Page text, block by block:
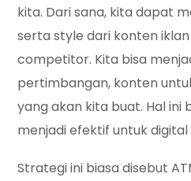
kita. Dari sana, kita dapat
serta style dari konten
competitor. Kita bisa
pertimbangan, konten
yang akan kita buat. Hal ini
menjadi efektif untuk
Strategi ini biasa disebut